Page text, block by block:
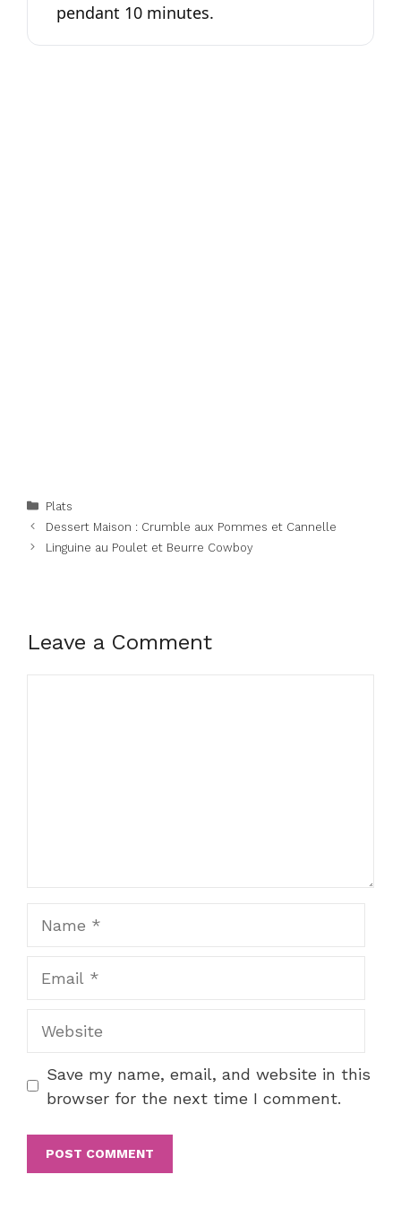
pendant 10 minutes.
Categories
Plats
Dessert Maison : Crumble aux Pommes et Cannelle
Linguine au Poulet et Beurre Cowboy
Leave a Comment
Save my name, email, and website in this
browser for the next time I comment.